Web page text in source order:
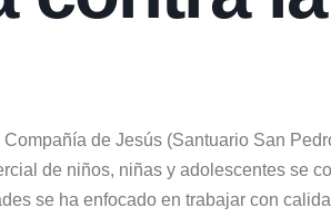
de Jesús (Santuario San
de niños, niñas y adolescentes se
se ha enfocado en trabajar con